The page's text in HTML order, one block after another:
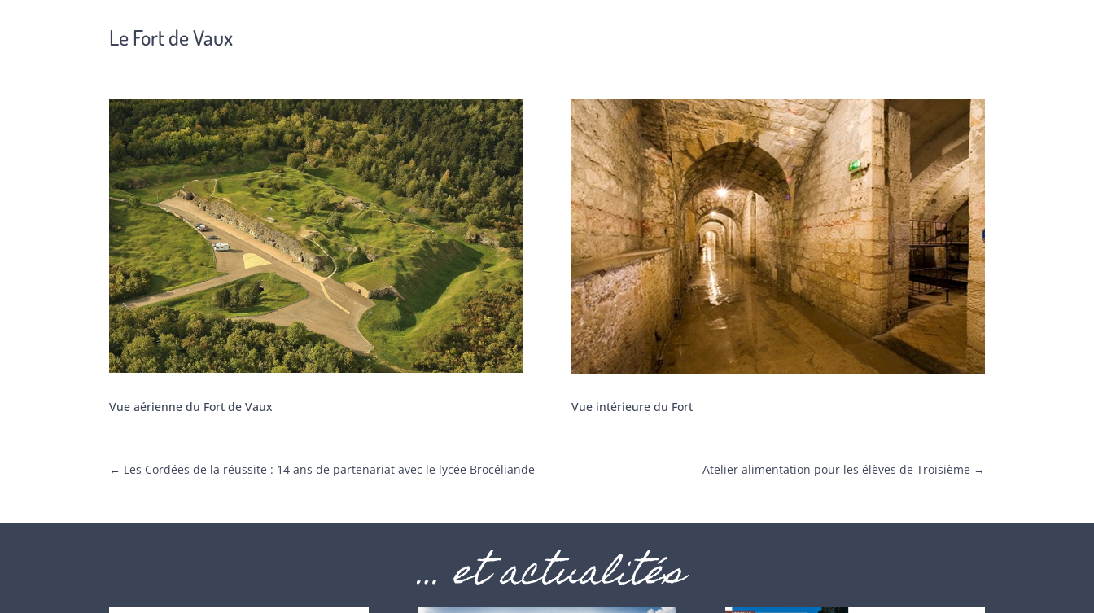
Le Fort de Vaux
Vue aérienne du Fort de Vaux Vue intérieure du Fort
← Les Cordées de la réussite : 14 ans de partenariat avec le lycée Brocéliande Atelier alimentation pour les élèves de Troisième →
… et actualités